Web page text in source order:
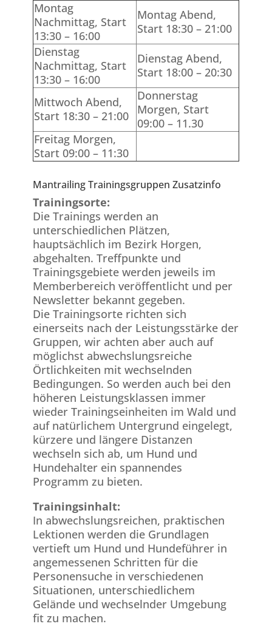
Montag
Nachmittag, Start
13:30 – 16:00
Montag Abend,
Start 18:30 – 21:00
Dienstag
Nachmittag, Start
13:30 – 16:00
Dienstag Abend,
Start 18:00 – 20:30
Mittwoch Abend,
Start 18:30 – 21:00
Donnerstag
Morgen, Start
09:00 – 11.30
Freitag Morgen,
Start 09:00 – 11:30
Mantrailing Trainingsgruppen Zusatzinfo
Trainingsorte:
Die Trainings werden an
unterschiedlichen Plätzen,
hauptsächlich im Bezirk Horgen,
abgehalten. Treffpunkte und
Trainingsgebiete werden jeweils im
Memberbereich veröffentlicht und per
Newsletter bekannt gegeben.
Die Trainingsorte richten sich
einerseits nach der Leistungsstärke der
Gruppen, wir achten aber auch auf
möglichst abwechslungsreiche
Örtlichkeiten mit wechselnden
Bedingungen. So werden auch bei den
höheren Leistungsklassen immer
wieder Trainingseinheiten im Wald und
auf natürlichem Untergrund eingelegt,
kürzere und längere Distanzen
wechseln sich ab, um Hund und
Hundehalter ein spannendes
Programm zu bieten.
Trainingsinhalt:
In abwechslungsreichen, praktischen
Lektionen werden die Grundlagen
vertieft um Hund und Hundeführer in
angemessenen Schritten für die
Personensuche in verschiedenen
Situationen, unterschiedlichem
Gelände und wechselnder Umgebung
fit zu machen.